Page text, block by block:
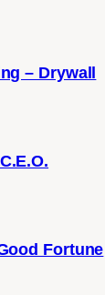
– Drywall
Fortune